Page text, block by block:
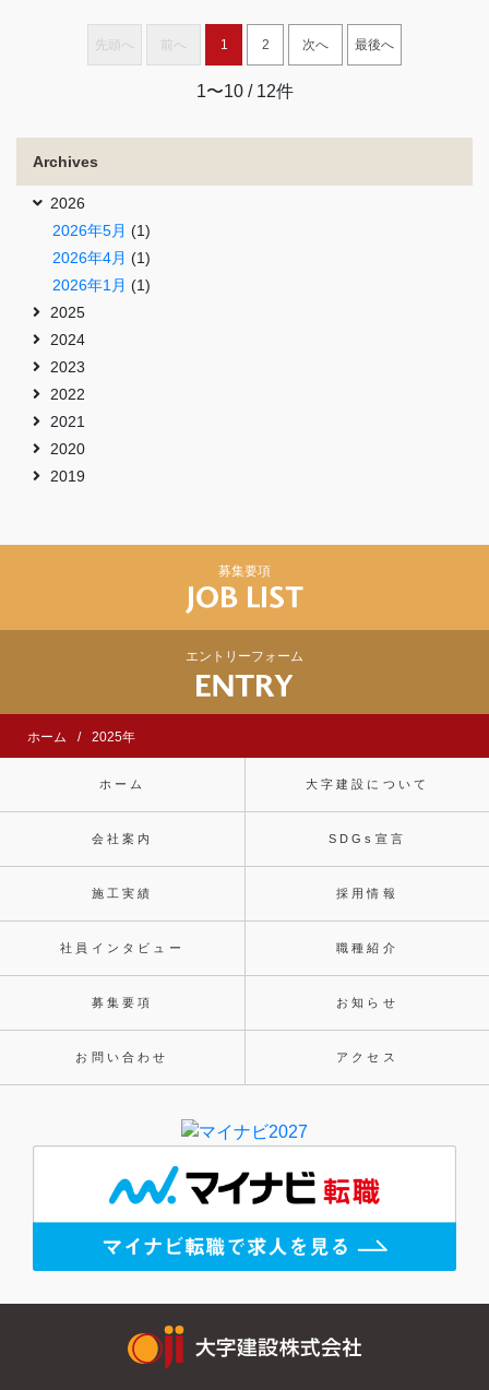
先頭へ 前へ 1 2 次へ 最後へ
1〜10/ 12件
Archives
2026
2026年5月 (1)
2026年4月 (1)
2026年1月 (1)
2025
2024
2023
2022
2021
2020
2019
募集要項
エントリーフォーム
ホーム 2025年
ホーム 大字建設について
会社案内 SDGs宣言
施工実績 採用情報
社員インタビュー 職種紹介
募集要項 お知らせ
お問い合わせ アクセス